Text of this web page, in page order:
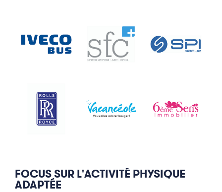
FOCUS SUR L'ACTIVITÉ PHYSIQUE
ADAPTÉE